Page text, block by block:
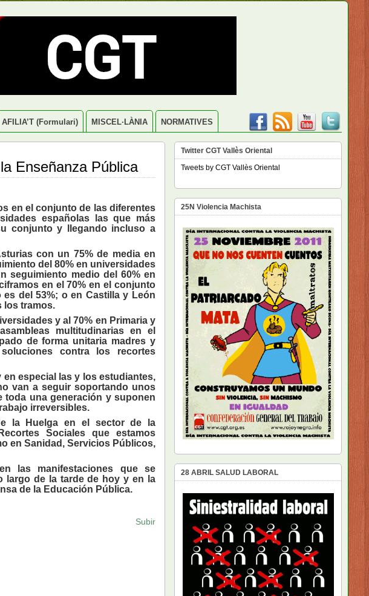
AFILIA’T (formulari) MISCEL·LÀNIA NORMATIVES
Enseñanza Pública
en el conjunto de las diferentes
españolas las que más
conjunto y llegando incluso a
con un 75% de media en
del 80% en universidades
seguimiento medio del 60% en
en el 70% en el conjunto
del 53%; o en Castilla y León
los tramos.
y al 70% en Primaria y
multitudinarias en el
de forma unitaria madres y
contra los recortes
especial las y los estudiantes,
van a seguir soportando unos
toda una generación y suponen
irreversibles.
la Huelga en el sector de la
Sociales que estamos
en Sanidad, Servicios Públicos,
las manifestaciones que se
largo de la tarde de hoy y en la
de la Educación Pública.
Subir
Twitter CGT Vallès Oriental
Tweets by CGT Vallès Oriental
25N Violencia Machista
28 ABRIL SALUD LABORAL